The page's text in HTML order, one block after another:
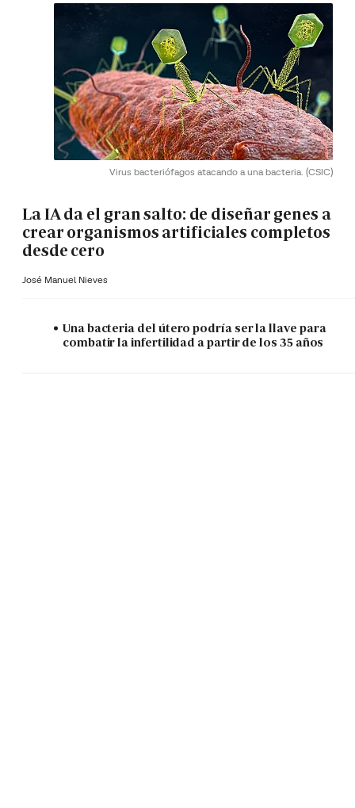
Virus bacteriófagos atacando a una bacteria. (CSIC)
La IA da el gran salto: de diseñar genes a
crear organismos artificiales completos
desde cero
José Manuel Nieves
Una bacteria del útero podría ser la llave para
combatir la infertilidad a partir de los 35 años